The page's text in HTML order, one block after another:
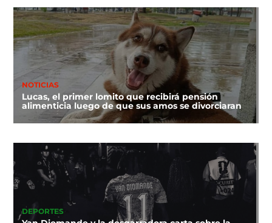
NOTICIAS
Lucas, el primer lomito que recibirá pensión
alimenticia luego de que sus amos se divorciaran
DEPORTES